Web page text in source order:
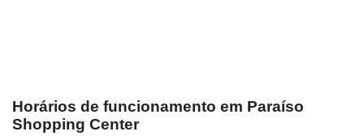
Horários de funcionamento em Paraíso
Shopping Center